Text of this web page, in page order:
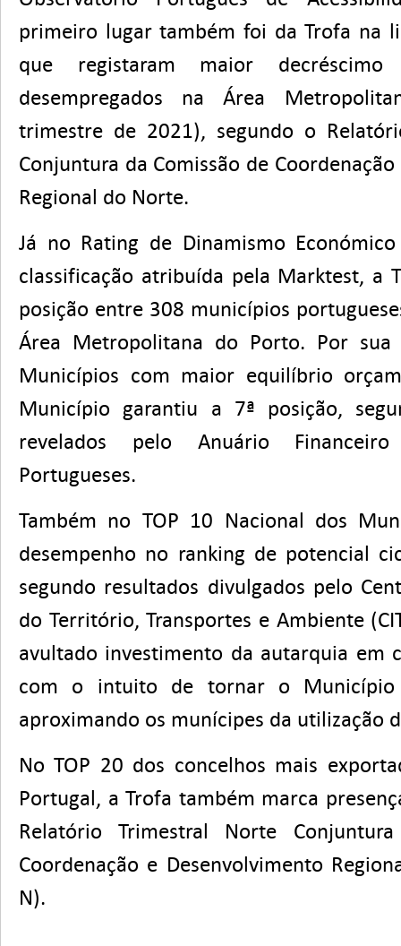
primeiro lugar também foi da Trofa na
que registaram maior
desempregados na Área
trimestre de 2021), segundo o
Conjuntura da Comissão de
Regional do Norte.
Já no Rating de Dinamismo
classificação atribuída pela Marktest, a
posição entre 308 municípios
Área Metropolitana do Porto. Por
Municípios com maior equilíbrio
Município garantiu a 7ª posição,
revelados pelo Anuário
Portugueses.
Também no TOP 10 Nacional dos
desempenho no ranking de potencial
segundo resultados divulgados pelo
do Território, Transportes e Ambiente
avultado investimento da autarquia em
com o intuito de tornar o Município
aproximando os munícipes da utilização
No TOP 20 dos concelhos mais
Portugal, a Trofa também marca
Relatório Trimestral Norte
Coordenação e Desenvolvimento
N).